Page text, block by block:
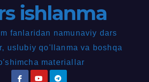
ishlanma
fanlaridan namunaviy dars
uslubiy qo'llanma va boshqa
materiallar